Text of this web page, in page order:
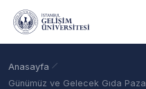
Ana içeriğe geç
Anasayfa
Günümüz ve Gelecek Gıda